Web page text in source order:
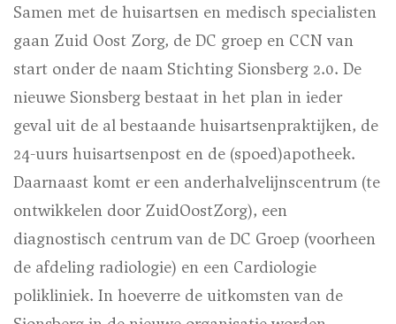
Samen met de huisartsen en medisch specialisten
gaan Zuid Oost Zorg, de DC groep en CCN van
start onder de naam Stichting Sionsberg 2.0. De
nieuwe Sionsberg bestaat in het plan in ieder
geval uit de al bestaande huisartsenpraktijken, de
24-uurs huisartsenpost en de (spoed)apotheek.
Daarnaast komt er een anderhalvelijnscentrum (te
ontwikkelen door ZuidOostZorg), een
diagnostisch centrum van de DC Groep (voorheen
de afdeling radiologie) en een Cardiologie
polikliniek. In hoeverre de uitkomsten van de